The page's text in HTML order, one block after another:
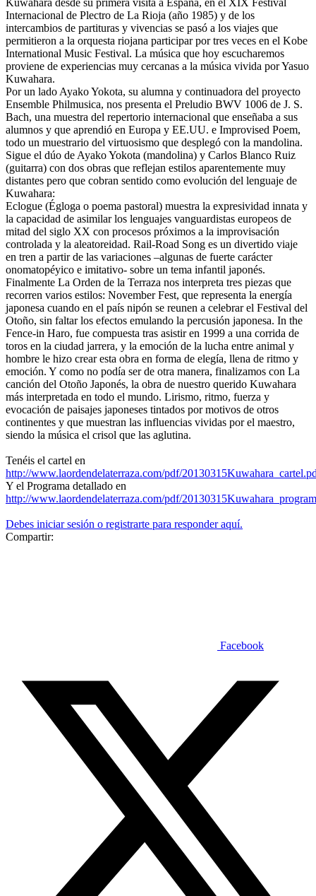
Internacional de Plectro de La Rioja (año 1985) y de los
intercambios de partituras y vivencias se pasó a los viajes que
permitieron a la orquesta riojana participar por tres veces en el Kobe
International Music Festival. La música que hoy escucharemos
proviene de experiencias muy cercanas a la música vivida por Yasuo
Kuwahara.
Por un lado Ayako Yokota, su alumna y continuadora del proyecto
Ensemble Philmusica, nos presenta el Preludio BWV 1006 de J. S.
Bach, una muestra del repertorio internacional que enseñaba a sus
alumnos y que aprendió en Europa y EE.UU. e Improvised Poem,
todo un muestrario del virtuosismo que desplegó con la mandolina.
Sigue el dúo de Ayako Yokota (mandolina) y Carlos Blanco Ruiz
(guitarra) con dos obras que reflejan estilos aparentemente muy
distantes pero que cobran sentido como evolución del lenguaje de
Kuwahara:
Eclogue (Égloga o poema pastoral) muestra la expresividad innata y
la capacidad de asimilar los lenguajes vanguardistas europeos de
mitad del siglo XX con procesos próximos a la improvisación
controlada y la aleatoreidad. Rail-Road Song es un divertido viaje
en tren a partir de las variaciones –algunas de fuerte carácter
onomatopéyico e imitativo- sobre un tema infantil japonés.
Finalmente La Orden de la Terraza nos interpreta tres piezas que
recorren varios estilos: November Fest, que representa la energía
japonesa cuando en el país nipón se reunen a celebrar el Festival del
Otoño, sin faltar los efectos emulando la percusión japonesa. In the
Fence-in Haro, fue compuesta tras asistir en 1999 a una corrida de
toros en la ciudad jarrera, y la emoción de la lucha entre animal y
hombre le hizo crear esta obra en forma de elegía, llena de ritmo y
emoción. Y como no podía ser de otra manera, finalizamos con La
canción del Otoño Japonés, la obra de nuestro querido Kuwahara
más interpretada en todo el mundo. Lirismo, ritmo, fuerza y
evocación de paisajes japoneses tintados por motivos de otros
continentes y que muestran las influencias vividas por el maestro,
siendo la música el crisol que las aglutina.
Tenéis el cartel en
http://www.laordendelaterraza.com/pdf/
Y el Programa detallado en
http://www.laordendelaterraza.com/pdf/
Debes iniciar sesión o registrarte para responder aquí.
Compartir:
Facebook